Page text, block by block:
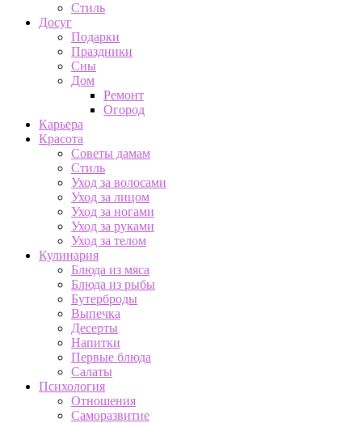
Стиль
Досуг
Подарки
Праздники
Сны
Дом
Ремонт
Огород
Карьера
Красота
Советы дамам
Стиль
Уход за волосами
Уход за лицом
Уход за ногами
Уход за руками
Уход за телом
Кулинария
Блюда из мяса
Блюда из рыбы
Бутерброды
Выпечка
Десерты
Напитки
Первые блюда
Салаты
Психология
Отношения
Саморазвитие